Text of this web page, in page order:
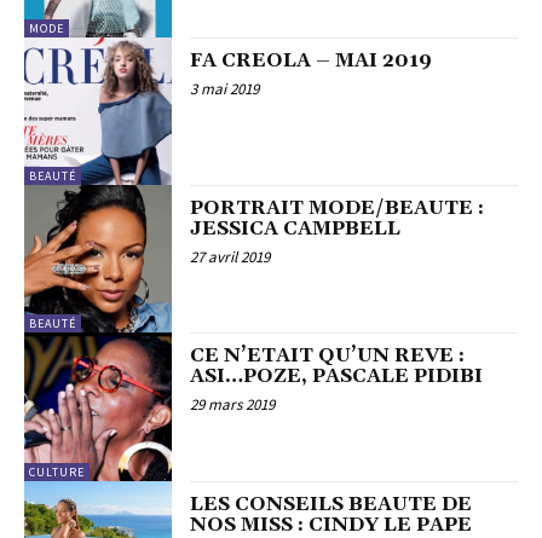
MODE
BEAUTÉ
FA CREOLA – MAI 2019
3 mai 2019
BEAUTÉ
PORTRAIT MODE/BEAUTE :
JESSICA CAMPBELL
27 avril 2019
CULTURE
CE N’ETAIT QU’UN REVE :
ASI…POZE, PASCALE PIDIBI
29 mars 2019
LES CONSEILS BEAUTE DE
NOS MISS : CINDY LE PAPE